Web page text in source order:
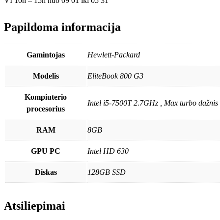
Papildoma informacija
Gamintojas Hewlett-Packard
Modelis EliteBook 800 G3
Kompiuterio
procesorius
Intel i5-7500T 2.7GHz , Max turbo
RAM 8GB
GPU PC Intel HD 630
Diskas 128GB SSD
Atsiliepimai